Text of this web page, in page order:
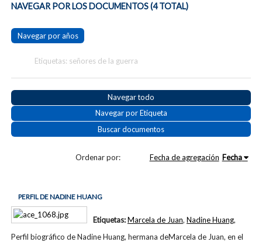
NAVEGAR POR LOS DOCUMENTOS (4 TOTAL)
Navegar por años
Etiquetas: señores de la guerra
Navegar todo
Navegar por Etiqueta
Buscar documentos
Ordenar por: Fecha de agregación Fecha
PERFIL DE NADINE HUANG
Perfil biográfico de Nadine Huang, hermana deMarcela de Juan, en el
Etiquetas:Marcela de Juan, Nadine Huang,